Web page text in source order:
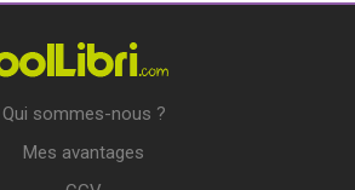
Qui sommes-nous ?
Mes avantages